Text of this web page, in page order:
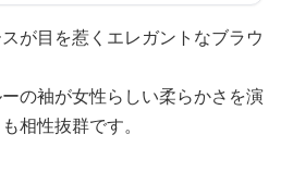
が目を惹くエレガントなブラウ
の袖が女性らしい柔らかさを演
相性抜群です。